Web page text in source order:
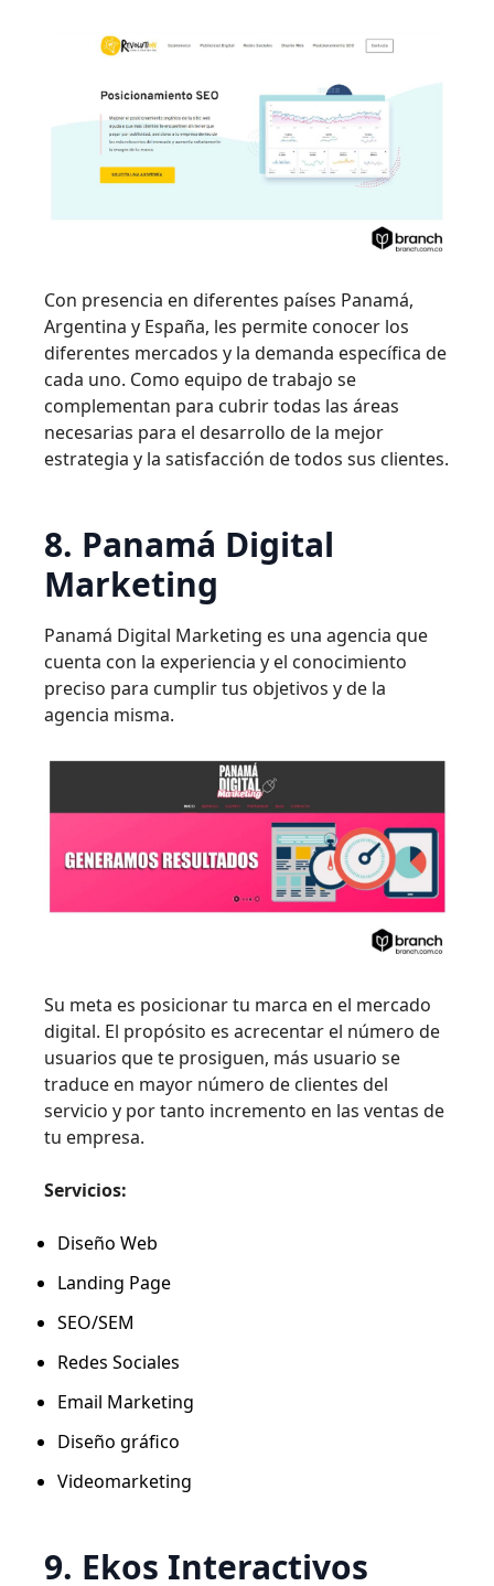
Con presencia en diferentes países Panamá,
Argentina y España, les permite conocer los
diferentes mercados y la demanda específica de
cada uno. Como equipo de trabajo se
complementan para cubrir todas las áreas
necesarias para el desarrollo de la mejor
estrategia y la satisfacción de todos sus clientes.
8. Panamá Digital
Marketing
Panamá Digital Marketing es una agencia que
cuenta con la experiencia y el conocimiento
preciso para cumplir tus objetivos y de la
agencia misma.
Su meta es posicionar tu marca en el mercado
digital. El propósito es acrecentar el número de
usuarios que te prosiguen, más usuario se
traduce en mayor número de clientes del
servicio y por tanto incremento en las ventas de
tu empresa.
Servicios:
Diseño Web
Landing Page
SEO/SEM
Redes Sociales
Email Marketing
Diseño gráfico
Videomarketing
9. Ekos Interactivos